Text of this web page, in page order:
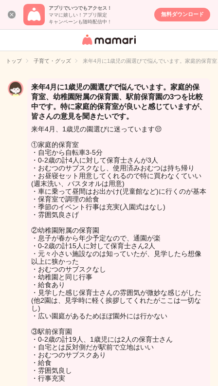
アプリでいつでもアクセス！
ママに嬉しい！アプリ限定
キャンペーンも随時配信中！
無料ダウンロード
女性専用匿名QA
イト
トップ 子育て・グッズ 来年4月に1歳児の園選びで悩んでいます。家庭的保育
来年4月に1歳児の園選びで悩んでいます。家庭的保
育室、幼稚園附属の保育園、駅前保育園の3つを比較
中です。特に家庭的保育室が良いと感じていますが、
皆さんの意見を聞きたいです。
来年4月、1歳児の園選びに迷っています😔
①家庭的保育室
・自宅から自転車3-5分
・0-2歳の計4人に対して保育士さんが3人
・おむつのサブスクなし、使用済みおむつは持ち帰り
・お昼寝セット用意してくれるので特に買わなくていい
(週末洗い、バスタオルは用意)
・車に乗って昼間はお出かけ(児童館など)に行くのが基本
・保育室で調理の給食
・季節のイベント行事は充実(入園式はなし)
・雰囲気良さげ
②幼稚園附属の保育園
・息子が春から年少予定なので、通園が楽
・0-2歳の計15人に対して保育士さん2人
・元々小さい施設なのは知っていたが、見学したら想像
以上に狭かった
・おむつのサブスクなし
・幼稚園と同じ行事
・給食あり
・見学した感じ保育士さんの雰囲気が微妙な感じがした
(他2園は、見学時に軽く挨拶してくれたがここは一切な
し)
・広い園庭があるためほぼ園外には行かない
③駅前保育園
・0-2歳の計19人、1歳児には2人の保育士さん
・自宅とは反対側だが駅前で立地はいい
・おむつのサブスクあり
・給食
・雰囲気良し
・行事充実